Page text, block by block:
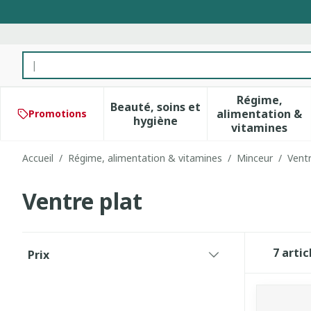
Rechercher
Promotions
Beauté, soins et
hygièneAfficher le sous-menu pour
Régime,
alimentation &
vitamines
Afficher
Accueil / Régime, alimentation & vitamines / Minceur /
Ventre plat
Prix
7